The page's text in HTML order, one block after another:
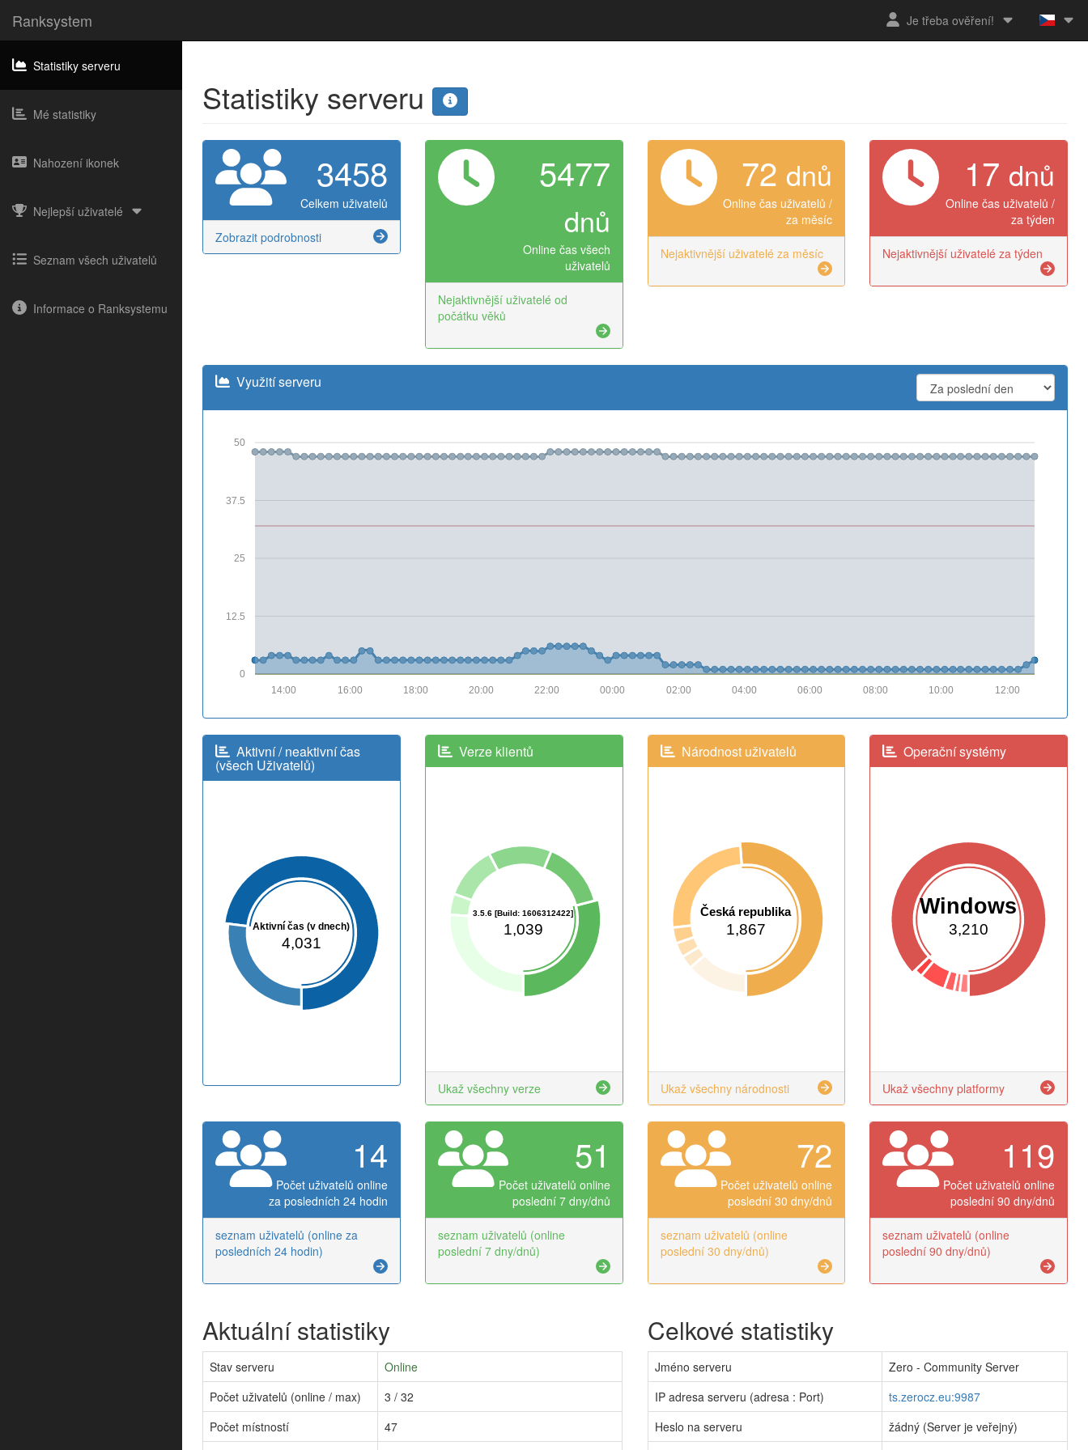
Ranksystem Je třeba ověření!
Statistiky serveru
Mé statistiky
Nahození ikonek
Nejlepší uživatelé
Seznam všech uživatelů
Informace o Ranksystemu
Statistiky serveru
3458
Celkem uživatelů
Zobrazit podrobnosti
5477
dnů
Online čas všech
uživatelů
Nejaktivnější uživatelé od
počátku věků
72 dnů
Online čas uživatelů /
za měsíc
Nejaktivnější uživatelé za měsíc
17 dnů
Online čas uživatelů /
za týden
Nejaktivnější uživatelé za týden
Využití serveru
0
12.5
25
37.5
50
12:00
10:00
08:00
06:00
04:00
02:00
00:00
22:00
20:00
18:00
16:00
14:00
Aktivní / neaktivní čas
(všech Uživatelů)
Aktivní čas (v dnech)
4,031
Verze klientů
3.5.6 [Build: 1606312422]
1,039
Ukaž všechny verze
Národnost uživatelů
Česká republika
1,867
Ukaž všechny národnosti
Operační systémy
Windows
3,210
Ukaž všechny platformy
14
Počet uživatelů online
za posledních 24 hodin
seznam uživatelů (online za
posledních 24 hodin)
51
Počet uživatelů online
poslední 7 dny/dnů
seznam uživatelů (online
poslední 7 dny/dnů)
72
Počet uživatelů online
poslední 30 dny/dnů
seznam uživatelů (online
poslední 30 dny/dnů)
119
Počet uživatelů online
poslední 90 dny/dnů
seznam uživatelů (online
poslední 90 dny/dnů)
Aktuální statistiky
Stav serveru
Online
Počet uživatelů (online / max)
3 / 32
Počet místností
47
Celkové statistiky
Jméno serveru
Zero - Community Server
IP adresa serveru (adresa : Port)
ts.zerocz.eu:9987
Heslo na serveru
žádný (Server je veřejný)